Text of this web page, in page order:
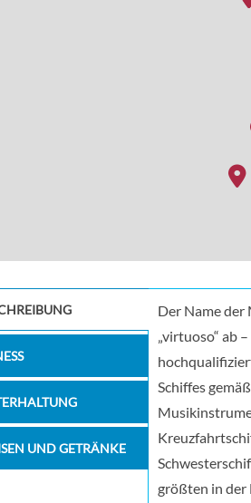
UND GETRÄNKE
Der Name
„virtuoso“ ab
Schiffes
größten in der